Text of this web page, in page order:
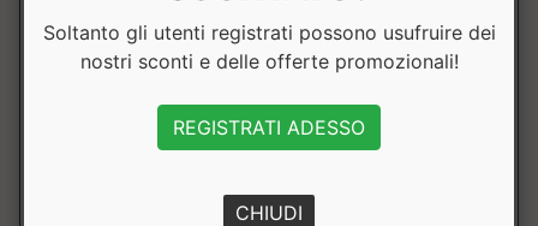
L-Leucina 4000mg
500mg
1.3mg
Soltanto gli utenti registrati possono usufruire dei
nostri sconti e delle offerte promozionali!
REGISTRATI ADESSO
CHIUDI